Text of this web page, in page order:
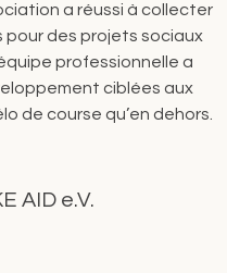
a réussi à collecter
pour des projets sociaux
professionnelle a
ciblées aux
de course qu’en dehors.
AID e.V.